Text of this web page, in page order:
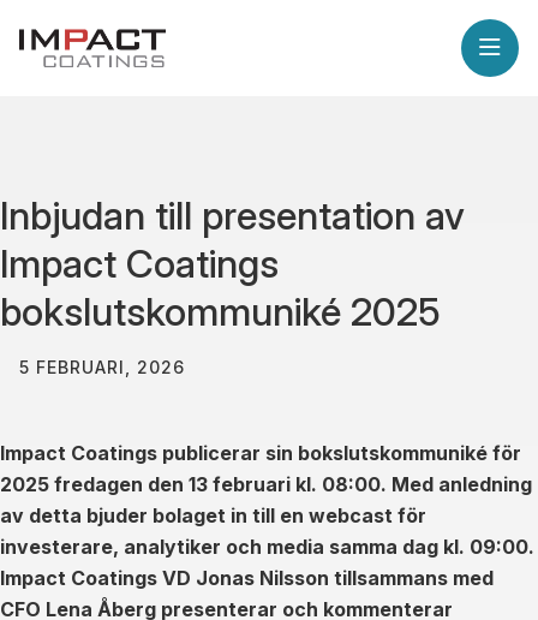
Inbjudan till presentation av
Impact Coatings
bokslutskommuniké 2025
5 FEBRUARI, 2026
Impact Coatings publicerar sin bokslutskommuniké för
2025 fredagen den 13 februari kl. 08:00. Med anledning
av detta bjuder bolaget in till en webcast för
investerare, analytiker och media samma dag kl. 09:00.
Impact Coatings VD Jonas Nilsson tillsammans med
CFO Lena Åberg presenterar och kommenterar